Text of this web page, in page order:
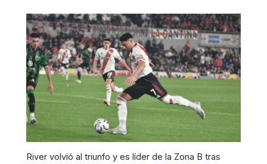
River volvió al triunfo y es líder de la Zona B tras